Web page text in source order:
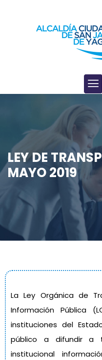
LEY DE
MAYO 2019
La Ley Orgánica de
Información Pública
instituciones del
público a difundir a
institucional